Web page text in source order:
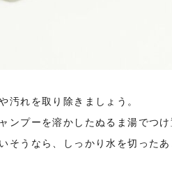
汚れを取り除きましょう。
ンプーを溶かしたぬるま湯でつけ
そうなら、しっかり水を切ったあ